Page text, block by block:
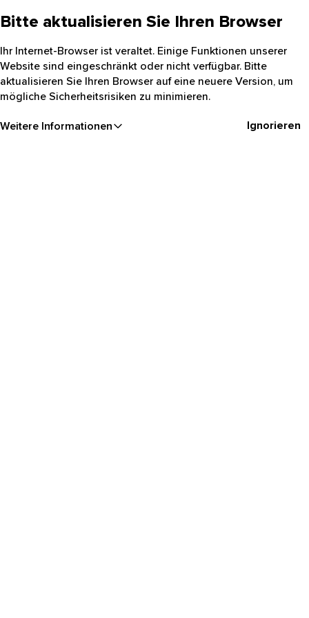
Bitte aktualisieren Sie Ihren Browser
Ihr Internet-Browser ist veraltet. Einige Funktionen unserer
Website sind eingeschränkt oder nicht verfügbar. Bitte
aktualisieren Sie Ihren Browser auf eine neuere Version, um
mögliche Sicherheitsrisiken zu minimieren.
Weitere Informationen Ignorieren